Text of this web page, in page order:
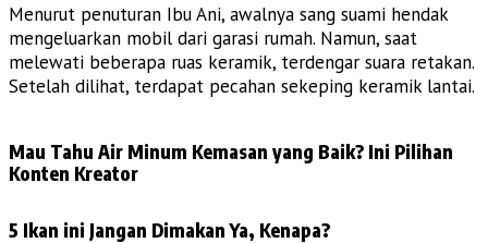
Menurut penuturan Ibu Ani, awalnya sang suami hendak
mengeluarkan mobil dari garasi rumah. Namun, saat
melewati beberapa ruas keramik, terdengar suara retakan.
Setelah dilihat, terdapat pecahan sekeping keramik lantai.
Mau Tahu Air Minum Kemasan yang Baik? Ini Pilihan
Konten Kreator
5 Ikan ini Jangan Dimakan Ya, Kenapa?